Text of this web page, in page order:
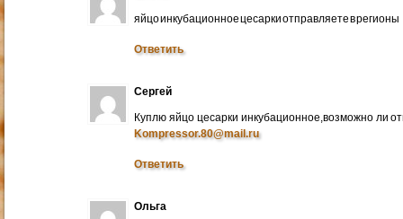
яйцо инкубационное цесарки отправляете в регионы
Ответить
Сергей
Куплю яйцо цесарки инкубационное,возможно ли
Kompressor.80@mail.ru
Ответить
Ольга